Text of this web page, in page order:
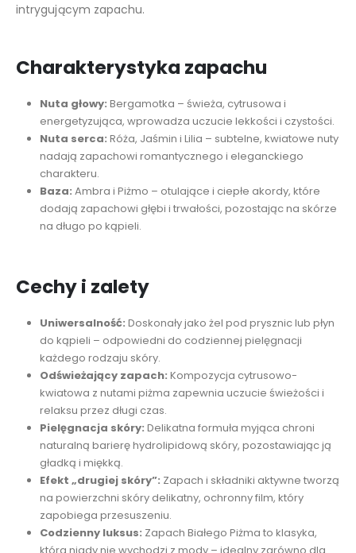
intrygującym zapachu.
Charakterystyka zapachu
Nuta głowy: Bergamotka – świeża, cytrusowa i
energetyzująca, wprowadza uczucie lekkości i czystości.
Nuta serca: Róża, Jaśmin i Lilia – subtelne, kwiatowe nuty
nadają zapachowi romantycznego i eleganckiego
charakteru.
Baza: Ambra i Piżmo – otulające i ciepłe akordy, które
dodają zapachowi głębi i trwałości, pozostając na skórze
na długo po kąpieli.
Cechy i zalety
Uniwersalność: Doskonały jako żel pod prysznic lub płyn
do kąpieli – odpowiedni do codziennej pielęgnacji
każdego rodzaju skóry.
Odświeżający zapach: Kompozycja cytrusowo-
kwiatowa z nutami piżma zapewnia uczucie świeżości i
relaksu przez długi czas.
Pielęgnacja skóry: Delikatna formuła myjąca chroni
naturalną barierę hydrolipidową skóry, pozostawiając ją
gładką i miękką.
Efekt „drugiej skóry”: Zapach i składniki aktywne tworzą
na powierzchni skóry delikatny, ochronny film, który
zapobiega przesuszeniu.
Codzienny luksus: Zapach Białego Piżma to klasyka,
która nigdy nie wychodzi z mody – idealny zarówno dla